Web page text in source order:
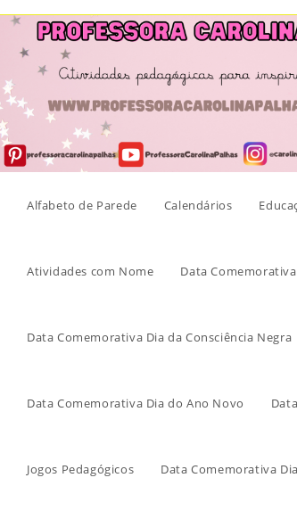
Skip
content
Alfabeto de Parede Calendários
Atividades com Nome Data
Data Comemorativa Dia da Consciência Negra
Data Comemorativa Dia do Ano Novo
Jogos Pedagógicos Data Comemorativa